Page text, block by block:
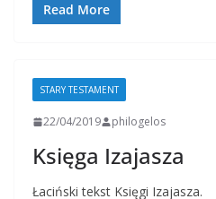
Read More
STARY TESTAMENT
22/04/2019 philogelos
Księga Izajasza
Łaciński tekst Księgi Izajasza.